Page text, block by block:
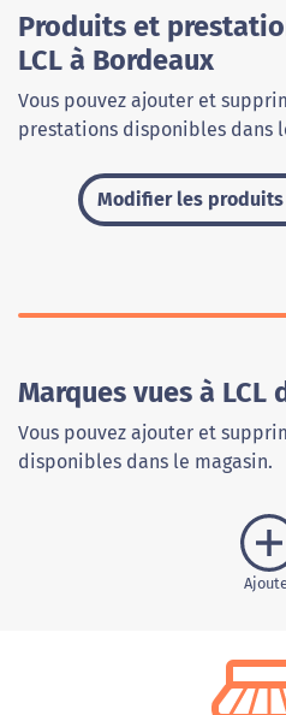
Produits et
LCL à Bordeaux
Vous pouvez ajouter et
prestations disponibles dans
Modifier les
Marques vues à LCL
Vous pouvez ajouter et
disponibles dans le magasin.